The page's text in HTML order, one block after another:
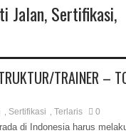
Jalan,Sertifikasi,
TRAINER –
Sertifikasi Terlaris 0
di Indonesia harus